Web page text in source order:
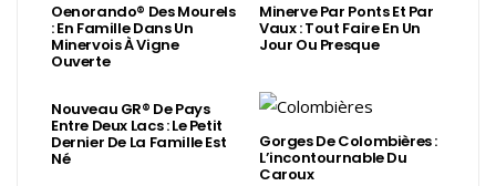
Oenorando® Des Mourels
: En Famille Dans Un
Minervois À Vigne
Ouverte
Minerve Par Ponts Et Par
Vaux : Tout Faire En Un
Jour Ou Presque
Nouveau GR® De Pays
Entre Deux Lacs : Le Petit
Dernier De La Famille Est
Né
Gorges De Colombières :
L’incontournable Du
Caroux